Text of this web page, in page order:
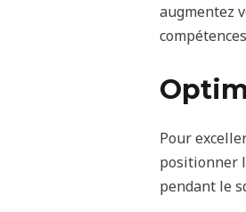
augmentez
Pour
positionner
pendant le